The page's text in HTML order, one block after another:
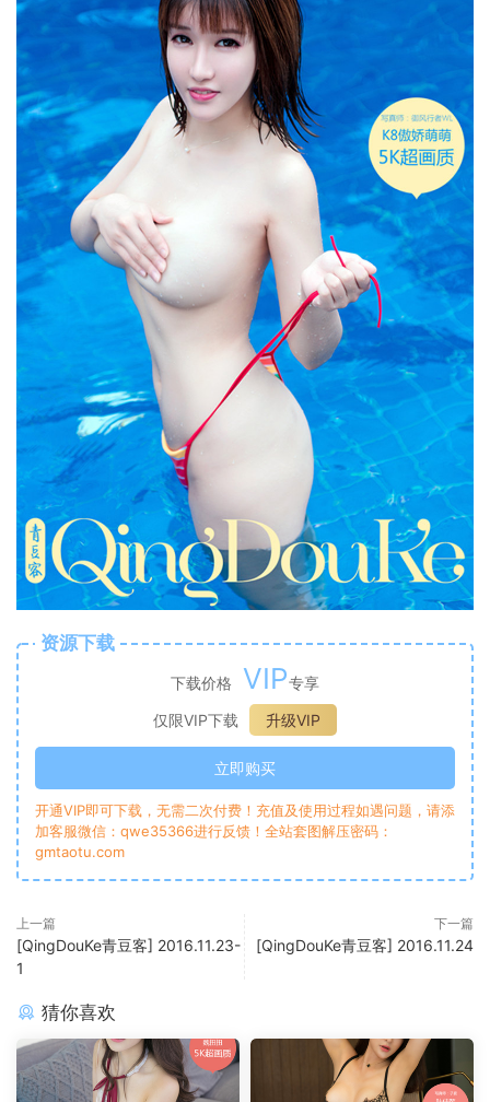
资源下载
下载价格 VIP专享
仅限VIP下载
升级VIP
立即购买
开通VIP即可下载，无需二次付费！充值及使用过程如遇问题，请添
加客服微信：qwe35366进行反馈！全站套图解压密码：
gmtaotu.com
上一篇
[QingDouKe青豆客] 2016.11.23-
1
下一篇
[QingDouKe青豆客] 2016.11.24
猜你喜欢